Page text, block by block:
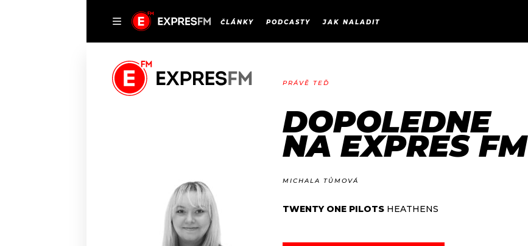
ČLÁNKY PODCASTY JAK NALADIT
#NEBUDUDOMA
MIX
PRÁVĚ TEĎ
DOPOLEDNE
NA EXPRES FM
MICHALA TŮMOVÁ
TWENTY ONE PILOTS HEATHENS